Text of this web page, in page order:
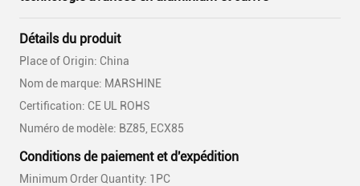
Détails du produit
Place of Origin: China
Nom de marque: MARSHINE
Certification: CE UL ROHS
Numéro de modèle: BZ85, ECX85
Conditions de paiement et d'expédition
Minimum Order Quantity: 1PC